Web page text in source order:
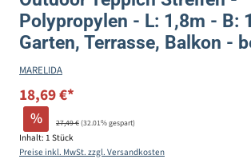
Polypropylen - L: 1,8m - B:
Garten, Terrasse, Balkon -
MARELIDA
18,69 €*
% 27,49 €(32.01% gespart)
Inhalt: 1 Stück
Preise inkl. MwSt. zzgl. Versandkosten